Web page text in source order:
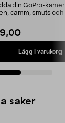
10 / Hero 9,
din GoPro-
damm, smuts och
Lägg i varukorg
saker